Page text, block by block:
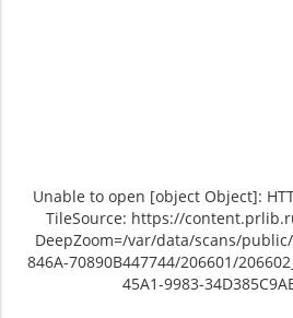
Unable to open [object Object]:
TileSource: https://
DeepZoom=/var/data/scans/public/
846A-70890B447744/206601/
45A1-9983-